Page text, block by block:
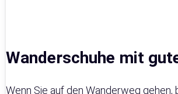
Wanderschuhe mit
Wenn Sie auf den Wanderweg